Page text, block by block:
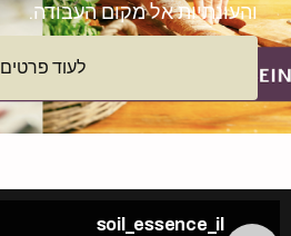
והעונתיות אל מקום העבודה.
לעוד פרטים
soil_essence_il